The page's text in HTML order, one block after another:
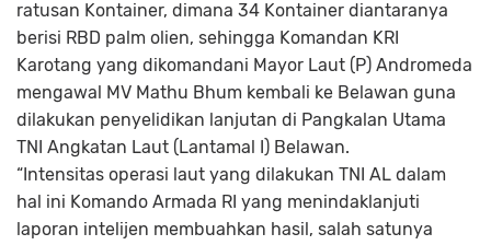
ratusan Kontainer, dimana 34 Kontainer diantaranya
berisi RBD palm olien, sehingga Komandan KRI
Karotang yang dikomandani Mayor Laut (P) Andromeda
mengawal MV Mathu Bhum kembali ke Belawan guna
dilakukan penyelidikan lanjutan di Pangkalan Utama
TNI Angkatan Laut (Lantamal I) Belawan.
“Intensitas operasi laut yang dilakukan TNI AL dalam
hal ini Komando Armada RI yang menindaklanjuti
laporan intelijen membuahkan hasil, salah satunya